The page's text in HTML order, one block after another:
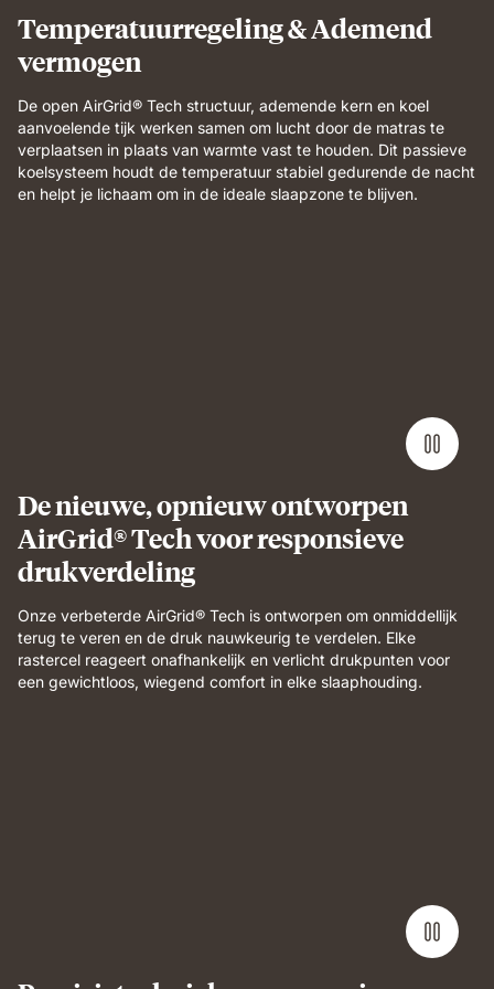
breathable
comfort.
Temperatuurregeling & Ademend
vermogen
De open AirGrid® Tech structuur, ademende kern en koel
aanvoelende tijk werken samen om lucht door de matras te
verplaatsen in plaats van warmte vast te houden. Dit passieve
koelsysteem houdt de temperatuur stabiel gedurende de nacht
en helpt je lichaam om in de ideale slaapzone te blijven.
De nieuwe, opnieuw ontworpen
AirGrid® Tech voor responsieve
drukverdeling
Onze verbeterde AirGrid® Tech is ontworpen om onmiddellijk
terug te veren en de druk nauwkeurig te verdelen. Elke
rastercel reageert onafhankelijk en verlicht drukpunten voor
een gewichtloos, wiegend comfort in elke slaaphouding.